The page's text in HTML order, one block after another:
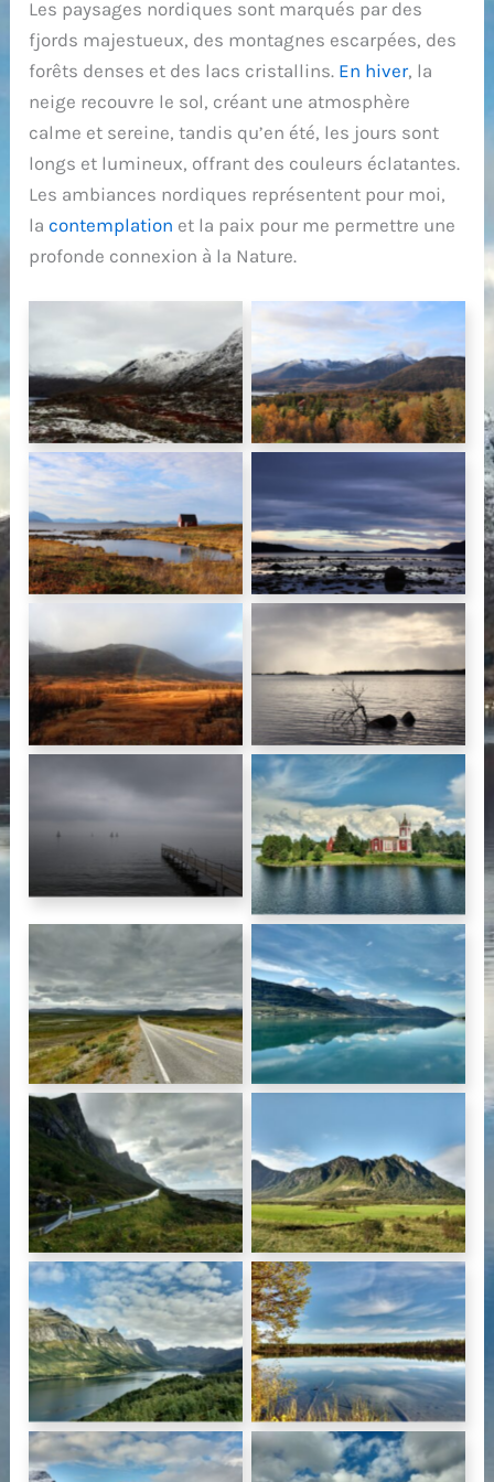
Les paysages nordiques sont marqués par des
fjords majestueux, des montagnes escarpées, des
forêts denses et des lacs cristallins. En hiver, la
neige recouvre le sol, créant une atmosphère
calme et sereine, tandis qu’en été, les jours sont
longs et lumineux, offrant des couleurs éclatantes.
Les ambiances nordiques représentent pour moi,
lacontemplation et la paix pour me permettre une
profonde connexion à la Nature.
sommet Snaua, île de
Senja (Norvège)
Couleurs automnales
sur l’île de Senja
(Norvège)
Petite cabane sur l’île
de Senja (Norvège)
Vue sur un fjord dans
le sud de l’île de Senja
(Norvège)
Arc en ciel sur l’île de
Senja (Norvège)
Vue sur la mer, île de
Senja (Norvège)
Sur la route vers
Helsingør (Danemark)
Petite chapelle parmi
les lacs (Finlande)
Sur la route vers
Leirbotnvannet
(Norvège)
Sur la route vers
Overgård (Norvège)
Route balayé par le
vent près de
Kunnaveien (Norvège)
Sur la route vers Ørnes
(Norvège)
Fjord de
Bjærangfjorden
(Norvège)
Spot de camping près
de Jokkmokk (Suède)